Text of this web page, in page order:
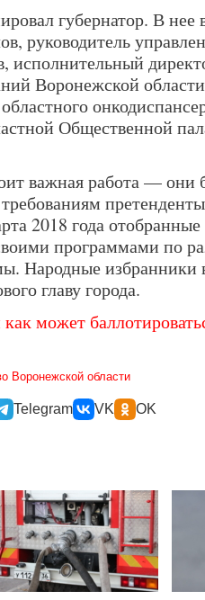
губернатор. В нее
руководитель
исполнительный
Воронежской
Общественной
важная работа — они
2018 года
программами по
Народные избранники
главу города.
может
Воронежской области
Telegram VK OK